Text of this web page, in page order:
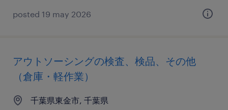
posted 19 may 2026
アウトソーシングの検査、検品、その他
（倉庫・軽作業）
千葉県東金市, 千葉県